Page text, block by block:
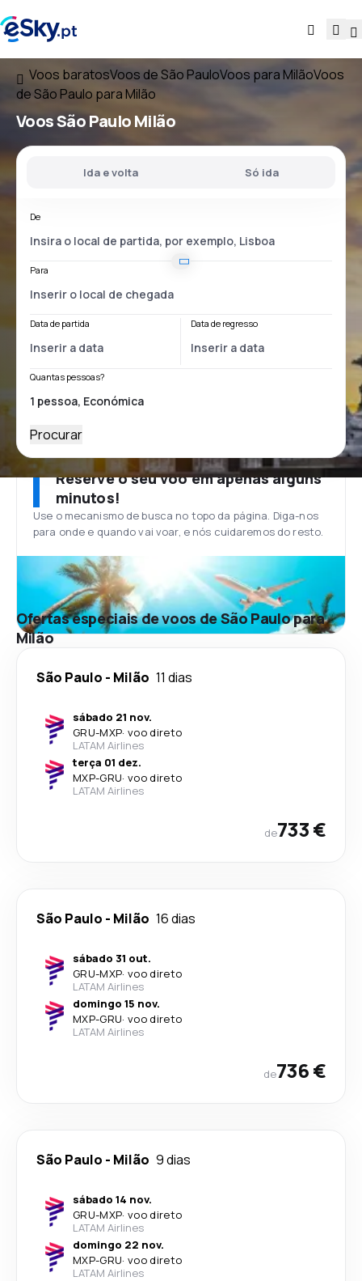
Voos baratosVoos de São PauloVoos para MilãoVoos
de São Paulo para Milão
VoosSão Paulo Milão
Ida e volta Só ida
De
Para
Data de partida Data de regresso
Quantas pessoas?
Procurar
Reserve o seu voo em apenas alguns
minutos!
Use o mecanismo de busca no topo da página. Diga-nos
para onde e quando vai voar, e nós cuidaremos do resto.
Ofertas especiais de voos de São Paulo para
Milão
São Paulo - Milão 11 dias
sábado 21 nov.
GRU-MXP· voo direto
LATAM Airlines
terça 01 dez.
MXP-GRU· voo direto
LATAM Airlines
de733 €
São Paulo - Milão 16 dias
sábado 31 out.
GRU-MXP· voo direto
LATAM Airlines
domingo 15 nov.
MXP-GRU· voo direto
LATAM Airlines
de736 €
São Paulo - Milão 9 dias
sábado 14 nov.
GRU-MXP· voo direto
LATAM Airlines
domingo 22 nov.
MXP-GRU· voo direto
LATAM Airlines